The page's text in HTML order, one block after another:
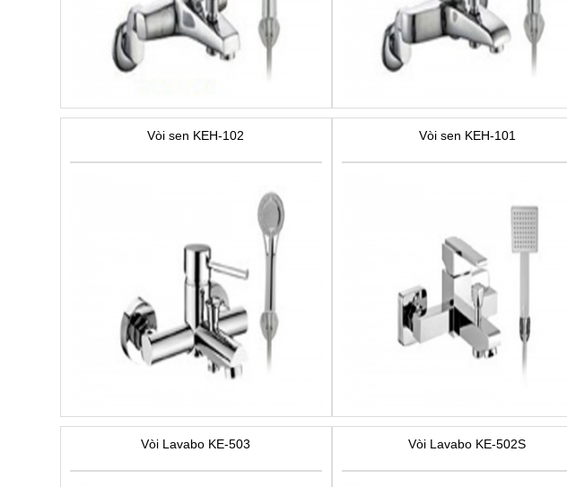
Vòi sen KEH-102 Vòi sen KEH-101
Vòi Lavabo KE-503 Vòi Lavabo KE-502S